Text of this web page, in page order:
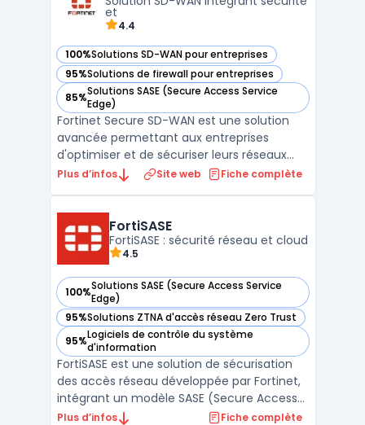
aux applications SaaS ...
et
4.4
100%Solutions SD-WAN pour entreprises
— voir Fortinet Secure SD-WAN dans cette catégorie
95%Solutions de firewall pour entreprises
— voir Fortinet Secure SD-WAN dans cette catégorie
85%Solutions SASE (Secure Access Service
Edge)
— voir Fortinet Secure SD-WAN dans cette catégorie
Fortinet Secure SD-WAN est une solution
avancée permettant aux entreprises
d'optimiser et de sécuriser leurs réseaux
étendus (Wide Area Networks). Intégrant
assure une connectivité fiable et
performante tout en protégeant ...
Plus d’infos Site web Fiche complète
FortiSASE
FortiSASE : sécurité réseau et cloud
4.5
100%Solutions SASE (Secure Access Service
Edge)
— voir FortiSASE dans cette catégorie
95%Solutions ZTNA d'accès réseau Zero Trust
— voir FortiSASE dans cette catégorie
95%Logiciels de contrôle du système
d'information
— voir FortiSASE dans cette catégorie
FortiSASE est une solution de sécurisation
des accès réseau développée par Fortinet,
intégrant un modèle SASE (Secure Access
Service Edge). Cette plateforme combine
Plus d’infos Fiche complète